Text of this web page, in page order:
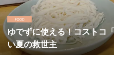
ゆでずに使える！コストコ
い夏の救世主